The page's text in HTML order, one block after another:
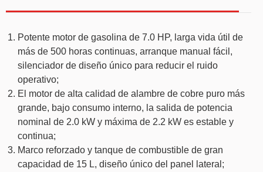
Potente motor de gasolina de 7.0 HP, larga vida útil de
más de 500 horas continuas, arranque manual fácil,
silenciador de diseño único para reducir el ruido
operativo;
El motor de alta calidad de alambre de cobre puro más
grande, bajo consumo interno, la salida de potencia
nominal de 2.0 kW y máxima de 2.2 kW es estable y
continua;
Marco reforzado y tanque de combustible de gran
capacidad de 15 L, diseño único del panel lateral;